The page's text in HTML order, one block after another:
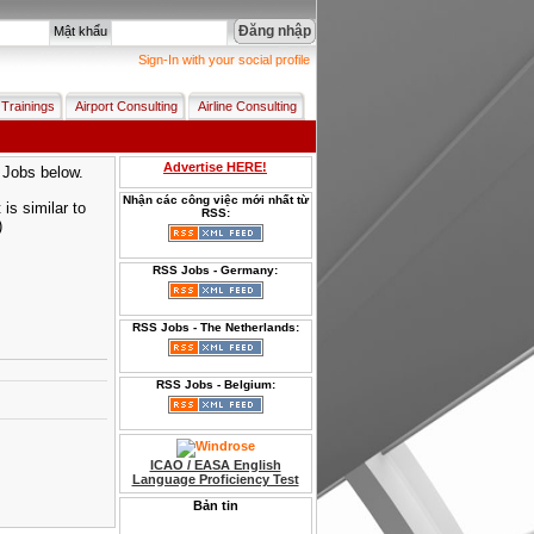
Mật khẩu Đăng nhập
Sign-In with your social profile
Airport Consulting Airline Consulting
below.
is similar to
Advertise HERE!
Nhận các công việc mới nhất từ
RSS:
RSS Jobs - Germany:
RSS Jobs - The Netherlands:
RSS Jobs - Belgium:
ICAO / EASA English
Language Proficiency Test
Bản tin